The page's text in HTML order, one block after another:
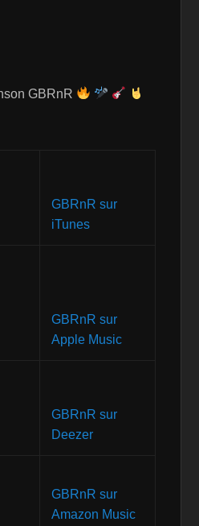
GBRnR
GBRnR sur
iTunes
GBRnR sur
Apple Music
GBRnR sur
Deezer
GBRnR sur
Amazon Music